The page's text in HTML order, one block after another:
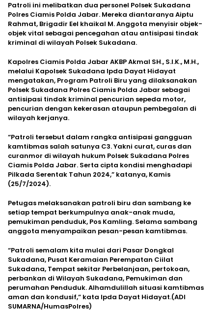
Patroli ini melibatkan dua personel Polsek Sukadana
Polres Ciamis Polda Jabar. Mereka diantaranya Aiptu
Rahmat, Brigadir Eel khaikal M. Anggota menyisir objek-
objek vital sebagai pencegahan atau antisipasi tindak
kriminal di wilayah Polsek Sukadana.
Kapolres Ciamis Polda Jabar AKBP Akmal SH., S.I.K., M.H.,
melalui Kapolsek Sukadana Ipda Dayat Hidayat
mengatakan, Program Patroli Biru yang dilaksanakan
Polsek Sukadana Polres Ciamis Polda Jabar sebagai
antisipasi tindak kriminal pencurian sepeda motor,
pencurian dengan kekerasan ataupun pembegalan di
wilayah kerjanya.
“Patroli tersebut dalam rangka antisipasi gangguan
kamtibmas salah satunya C3. Yakni curat, curas dan
curanmor di wilayah hukum Polsek Sukadana Polres
Ciamis Polda Jabar. Serta cipta kondisi menghadapi
Pilkada Serentak Tahun 2024,” katanya, Kamis
(25/7/2024).
Petugas melaksanakan patroli biru dan sambang ke
setiap tempat berkumpulnya anak-anak muda,
pemukiman penduduk, Pos Kamling. Selama sambang
anggota menyampaikan pesan-pesan kamtibmas.
“Patroli semalam kita mulai dari Pasar Dongkal
Sukadana, Pusat Keramaian Perempatan Ciilat
Sukadana, Tempat sekitar Perbelanjaan, pertokoan,
perbankan di Wilayah Sukadana, Pemukiman dan
perumahan Penduduk. Alhamdulillah situasi kamtibmas
aman dan kondusif,” kata Ipda Dayat Hidayat.(ADI
SUMARNA/HumasPolres)